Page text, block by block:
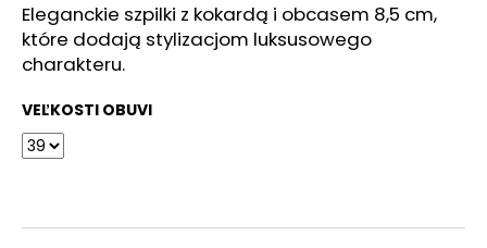
Eleganckie szpilki z kokardą i obcasem 8,5 cm,
które dodają stylizacjom luksusowego
charakteru.
VEĽKOSTI OBUVI